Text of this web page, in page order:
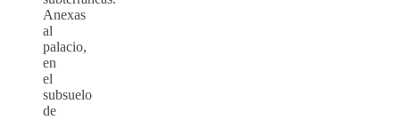
Anexas
al
palacio,
en
el
subsuelo
de